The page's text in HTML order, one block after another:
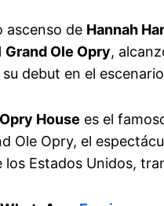
ascenso de Hannah
Grand Ole Opry,
debut en el
House es el
Ole Opry, el
los Estados Unidos,